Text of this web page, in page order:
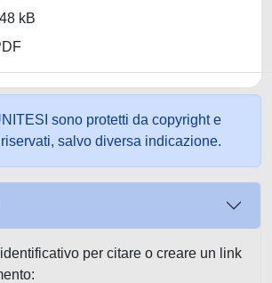
kB
sono protetti da copyright e
salvo diversa indicazione.
per citare o creare un link